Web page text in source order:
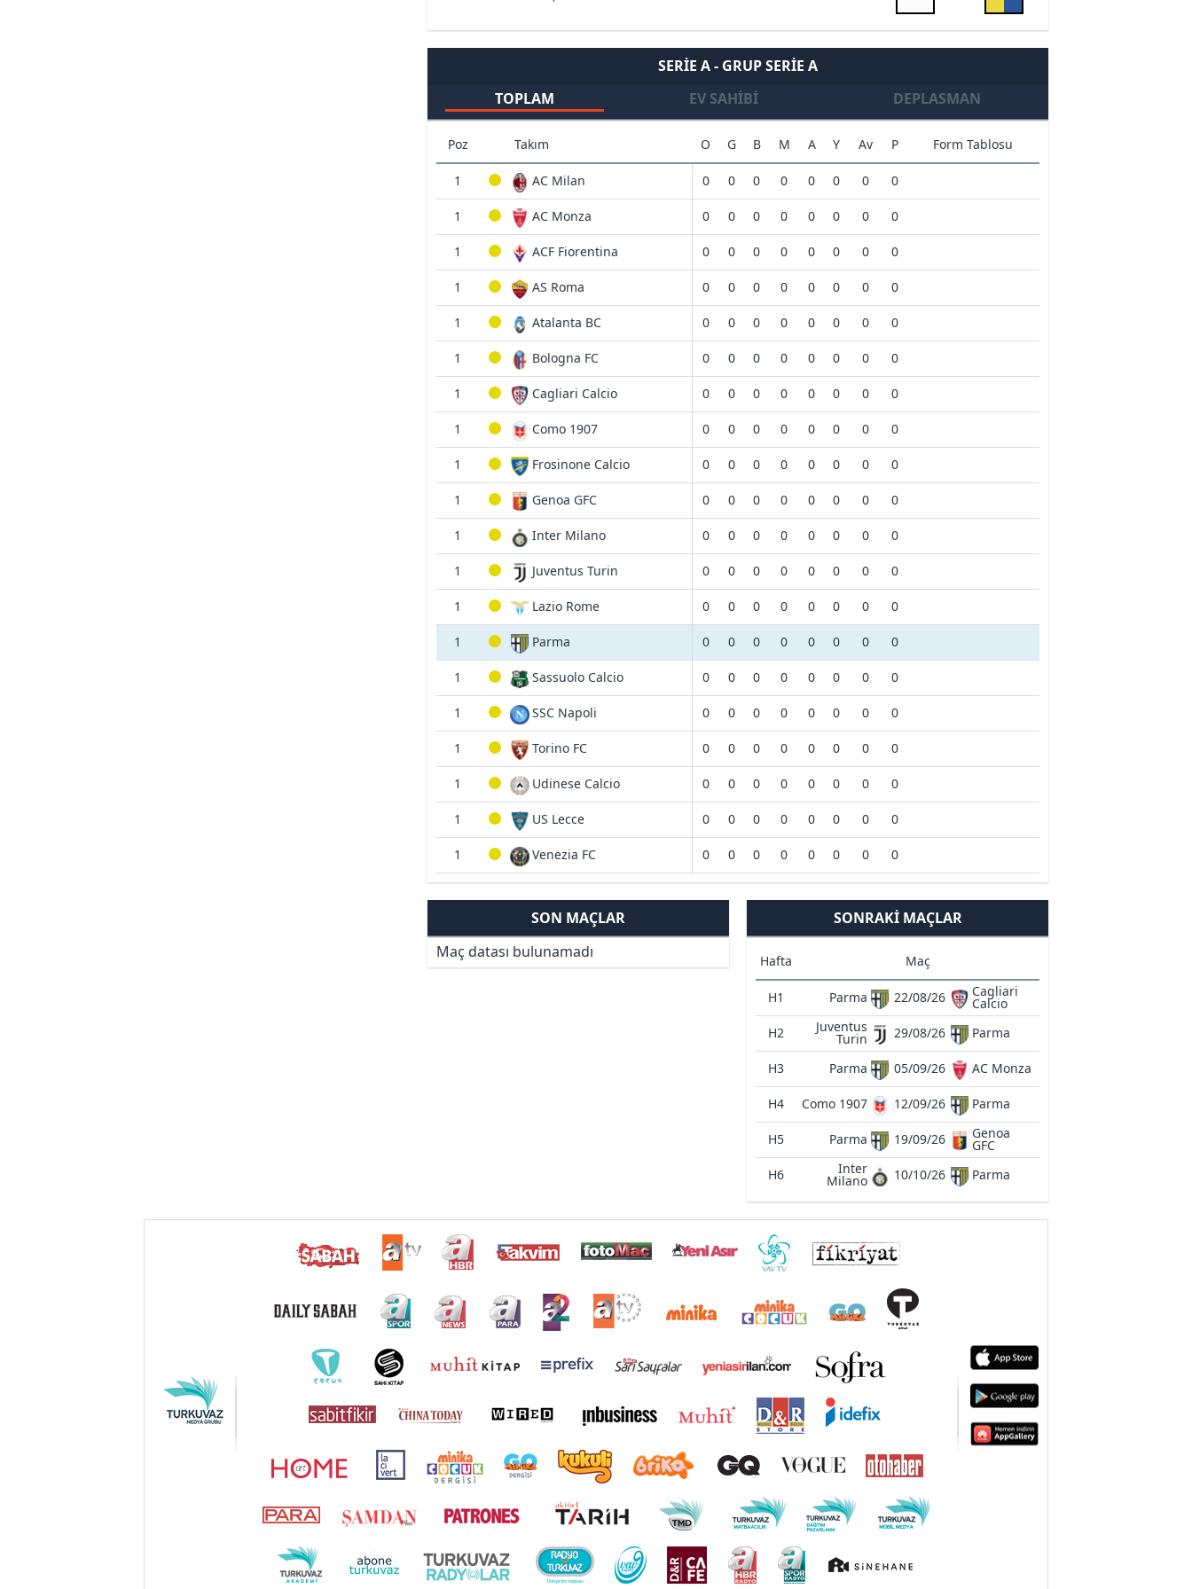
SERIE A - GRUP SERIE A
TOPLAM
EV SAHIBI DEPLASMAN
Poz Takım O G B M A Y Av P Form Tablosu
1 AC Milan 0 0 0 0 0 0 0 0
1 AC Monza 0 0 0 0 0 0 0 0
1 ACF Fiorentina 0 0 0 0 0 0 0 0
1 AS Roma 0 0 0 0 0 0 0 0
1 Atalanta BC 0 0 0 0 0 0 0 0
1 Bologna FC 0 0 0 0 0 0 0 0
1 Cagliari Calcio 0 0 0 0 0 0 0 0
1 Como 1907 0 0 0 0 0 0 0 0
1 Frosinone Calcio 0 0 0 0 0 0 0 0
1 Genoa GFC 0 0 0 0 0 0 0 0
1 Inter Milano 0 0 0 0 0 0 0 0
1 Juventus Turin 0 0 0 0 0 0 0 0
1 Lazio Rome 0 0 0 0 0 0 0 0
1 Parma 0 0 0 0 0 0 0 0
1 Sassuolo Calcio 0 0 0 0 0 0 0 0
1 SSC Napoli 0 0 0 0 0 0 0 0
1 Torino FC 0 0 0 0 0 0 0 0
1 Udinese Calcio 0 0 0 0 0 0 0 0
1 US Lecce 0 0 0 0 0 0 0 0
1 Venezia FC 0 0 0 0 0 0 0 0
SON MAÇLAR
Maç datası bulunamadı
SONRAKI MAÇLAR
Hafta Maç
H1 Parma 22/08/26 Cagliari
Calcio
H2
Juventus
Turin 29/08/26 Parma
H3 Parma 05/09/26 AC Monza
H4 Como 1907 12/09/26 Parma
H5 Parma 19/09/26 Genoa
GFC
H6
Inter
Milano 10/10/26 Parma